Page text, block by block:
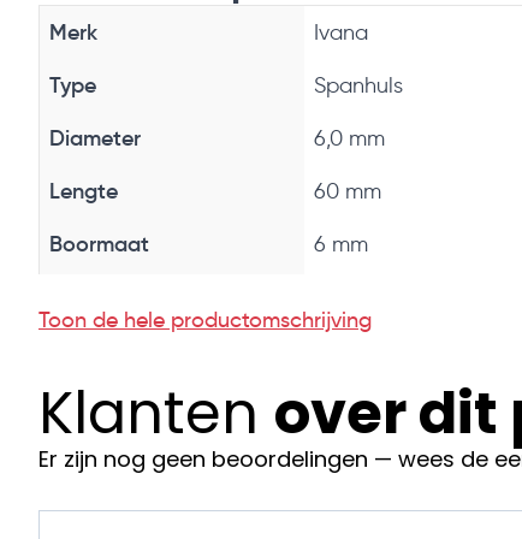
Merk
Ivana
Type
Spanhuls
Diameter
6,0 mm
Lengte
60 mm
Boormaat
6 mm
Verpakking
200 stuks
Bestel vandaag nog!
aan je bestelling voor een snelle en
Toon de hele productomschrijving
Klanten over dit
Er zijn nog geen beoordelingen — wees de